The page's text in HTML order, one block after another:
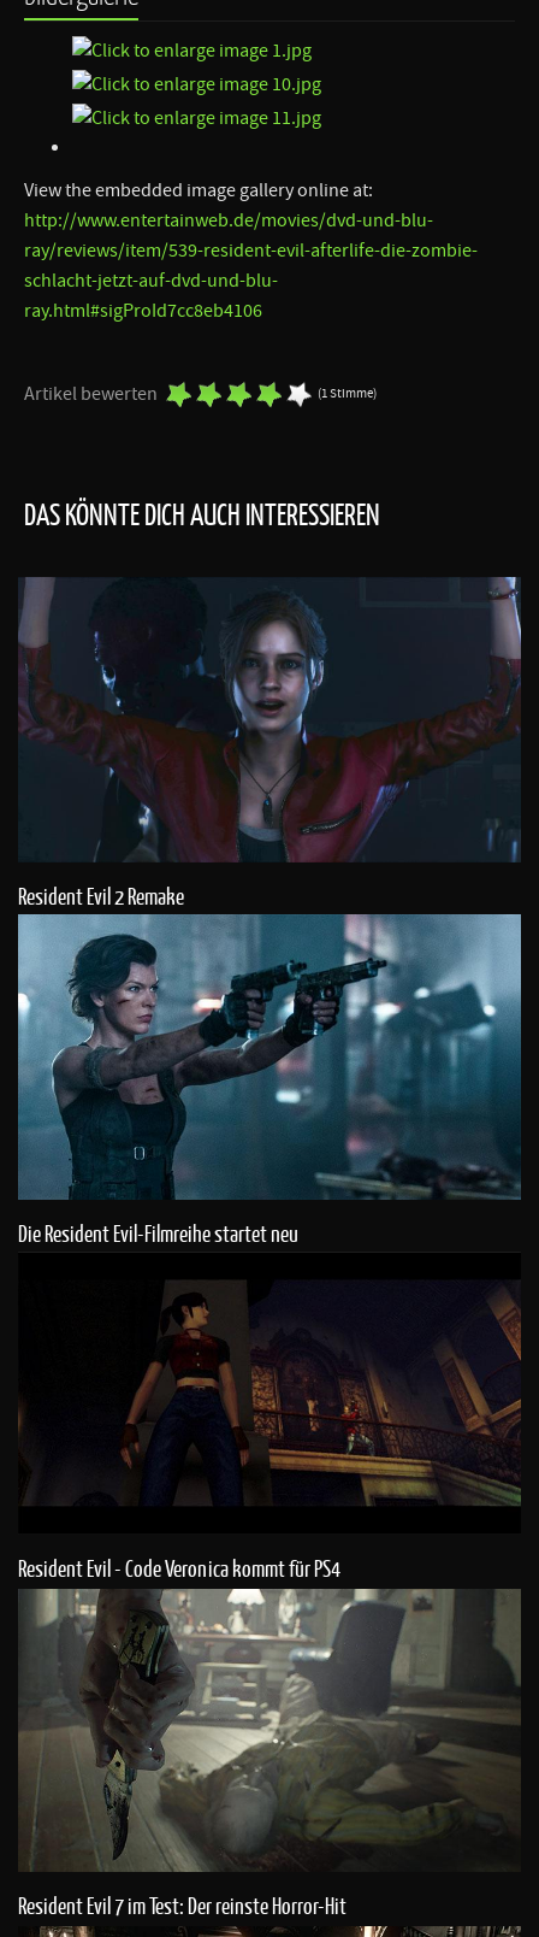
View the embedded image gallery online at:
http://www.entertainweb.de/movies/dvd-und-blu-
ray/reviews/item/539-resident-evil-afterlife-die-zombie-
schlacht-jetzt-auf-dvd-und-blu-
ray.html#sigProId7cc8eb4106
Artikel bewerten (1 Stimme)
DAS KÖNNTE DICH AUCH INTERESSIEREN
Resident Evil 2 Remake
Die Resident Evil-Filmreihe startet neu
Resident Evil - Code Veronica kommt für PS4
Resident Evil 7 im Test: Der reinste Horror-Hit